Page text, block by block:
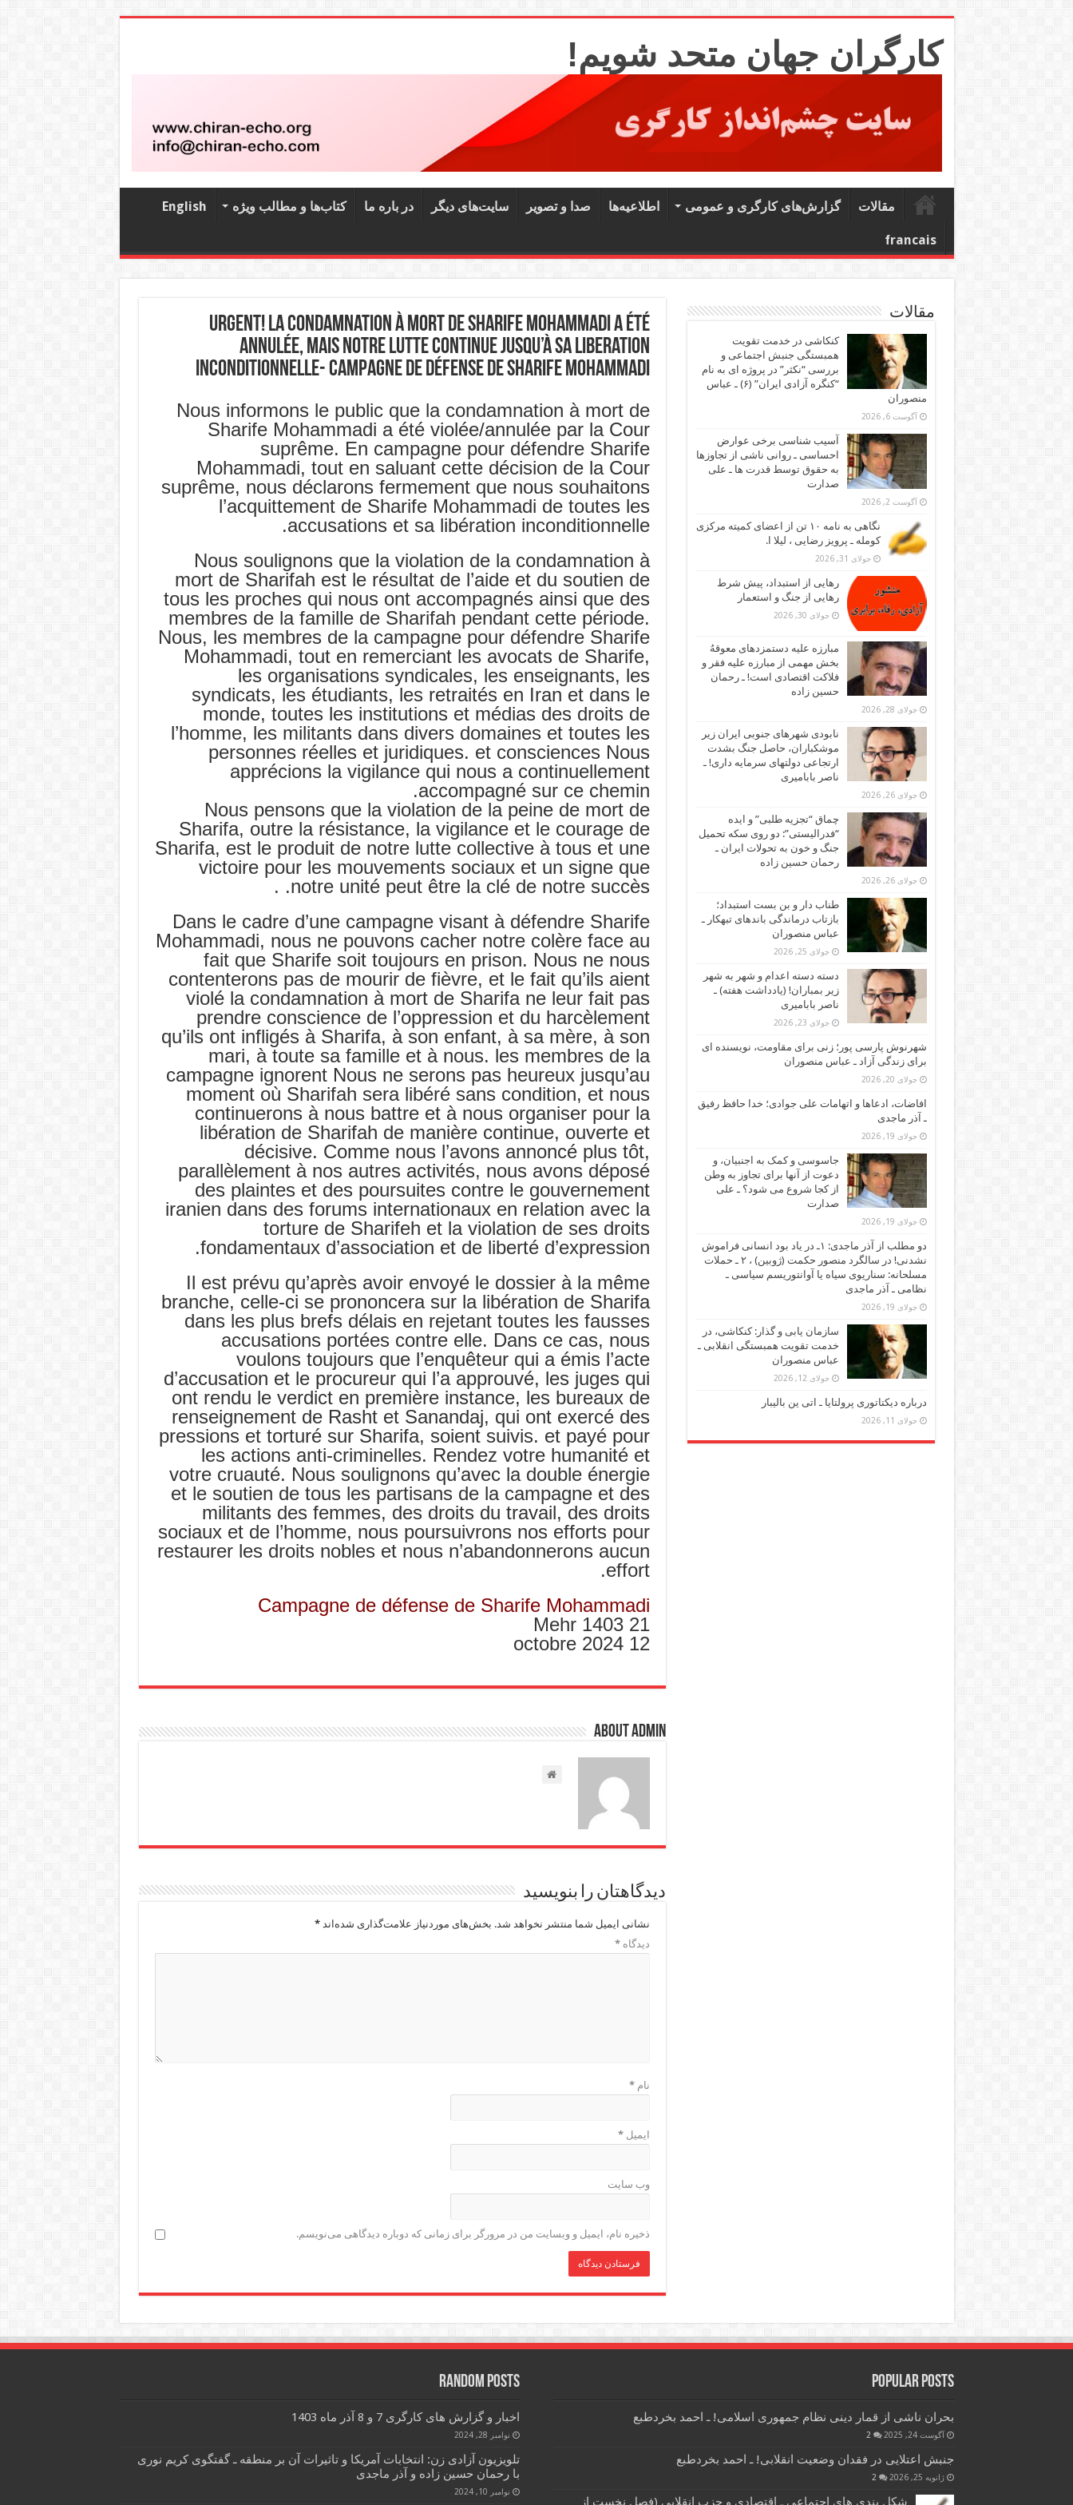
کارگران جهان متحد شویم!
مقالات گزارش‌های کارگری و عمومی اطلاعیه‌ها صدا و تصویر سایت‌های دیگر در باره ما کتاب‌‌ها و مطالب ویژه English
francais
Urgent! la condamnation à mort de Sharife Mohammadi a été
annulée, mais notre lutte continue jusqu’à sa liberation
inconditionnelle- campagne de défense de Sharife Mohammadi
Nous informons le public que la condamnation à mort de
Sharife Mohammadi a été violée/annulée par la Cour
suprême. En campagne pour défendre Sharife
Mohammadi, tout en saluant cette décision de la Cour
suprême, nous déclarons fermement que nous souhaitons
l’acquittement de Sharife Mohammadi de toutes les
accusations et sa libération inconditionnelle.
Nous soulignons que la violation de la condamnation à
mort de Sharifah est le résultat de l’aide et du soutien de
tous les proches qui nous ont accompagnés ainsi que des
membres de la famille de Sharifah pendant cette période.
Nous, les membres de la campagne pour défendre Sharife
Mohammadi, tout en remerciant les avocats de Sharife,
les organisations syndicales, les enseignants, les
syndicats, les étudiants, les retraités en Iran et dans le
monde, toutes les institutions et médias des droits de
l’homme, les militants dans divers domaines et toutes les
personnes réelles et juridiques. et consciences Nous
apprécions la vigilance qui nous a continuellement
accompagné sur ce chemin.
Nous pensons que la violation de la peine de mort de
Sharifa, outre la résistance, la vigilance et le courage de
Sharifa, est le produit de notre lutte collective à tous et une
victoire pour les mouvements sociaux et un signe que
notre unité peut être la clé de notre succès. .
Dans le cadre d’une campagne visant à défendre Sharife
Mohammadi, nous ne pouvons cacher notre colère face au
fait que Sharife soit toujours en prison. Nous ne nous
contenterons pas de mourir de fièvre, et le fait qu’ils aient
violé la condamnation à mort de Sharifa ne leur fait pas
prendre conscience de l’oppression et du harcèlement
qu’ils ont infligés à Sharifa, à son enfant, à sa mère, à son
mari, à toute sa famille et à nous. les membres de la
campagne ignorent Nous ne serons pas heureux jusqu’au
moment où Sharifah sera libéré sans condition, et nous
continuerons à nous battre et à nous organiser pour la
libération de Sharifah de manière continue, ouverte et
décisive. Comme nous l’avons annoncé plus tôt,
parallèlement à nos autres activités, nous avons déposé
des plaintes et des poursuites contre le gouvernement
iranien dans des forums internationaux en relation avec la
torture de Sharifeh et la violation de ses droits
fondamentaux d’association et de liberté d’expression.
Il est prévu qu’après avoir envoyé le dossier à la même
branche, celle-ci se prononcera sur la libération de Sharifa
dans les plus brefs délais en rejetant toutes les fausses
accusations portées contre elle. Dans ce cas, nous
voulons toujours que l’enquêteur qui a émis l’acte
d’accusation et le procureur qui l’a approuvé, les juges qui
ont rendu le verdict en première instance, les bureaux de
renseignement de Rasht et Sanandaj, qui ont exercé des
pressions et torturé sur Sharifa, soient suivis. et payé pour
les actions anti-criminelles. Rendez votre humanité et
votre cruauté. Nous soulignons qu’avec la double énergie
et le soutien de tous les partisans de la campagne et des
militants des femmes, des droits du travail, des droits
sociaux et de l’homme, nous poursuivrons nos efforts pour
restaurer les droits nobles et nous n’abandonnerons aucun
effort.
Campagne de défense de Sharife Mohammadi
21 Mehr 1403
12 octobre 2024
About admin
دیدگاهتان را بنویسید
نشانی ایمیل شما منتشر نخواهد شد. بخش‌های موردنیاز علامت‌گذاری شده‌اند*
دیدگاه*
نام*
ایمیل*
وب‌ سایت
ذخیره نام، ایمیل و وبسایت من در مرورگر برای زمانی که دوباره دیدگاهی می‌نویسم.
مقالات
کنکاشی در خدمت تقویت
همبستگی جنبش اجتماعی و
بررسی “نکثر” در پروژه ای به نام
“کنگره آزادی ایران” (۶) ـ عباس
منصوران
آگوست 6, 2026
آسیب شناسی برخی عوارض
احساسی ـ روانی ناشی از تجاوزها
به حقوق توسط قدرت ها ـ علی
صدارت
آگوست 2, 2026
نگاهی به نامه ۱۰ تن از اعضای کمیته مرکزی
کومله ـ پرویز رضایی ، لیلا ا.
جولای 31, 2026
رهایی از استبداد، پیش شرط
رهایی از جنگ و استعمار
جولای 30, 2026
مبارزه علیه دستمزدهای معوقهُ
بخش مهمی از مبارزه علیه فقر و
فلاکت اقتصادی است! ـ رحمان
حسین زاده
جولای 28, 2026
نابودی شهرهای جنوبی ایران زیر
موشکباران، حاصل جنگ بشدت
ارتجاعی دولتهای سرمایه داری! ـ
ناصر بابامیری
جولای 26, 2026
چماق “تجزیه طلبی” و ایده
“فدرالیستی”: دو روی سکه تحمیل
جنگ و خون به تحولات ایران ـ
رحمان حسین زاده
جولای 26, 2026
طناب دار و بن بست استبداد؛
بازتاب درماندگی باندهای تبهکار ـ
عباس منصوران
جولای 25, 2026
دسته دسته اعدام و شهر به شهر
زیر بمباران! (یادداشت هفته) ـ
ناصر بابامیری
جولای 23, 2026
شهرنوش پارسی پور؛ زنی برای مقاومت، نویسنده ای
برای زندگی آزاد ـ عباس منصوران
جولای 20, 2026
افاضات، ادعاها و اتهامات علی جوادی؛ خدا حافظ رفیق
ـ آذر ماجدی
جولای 19, 2026
جاسوسی و کمک به اجنبیان، و
دعوت از آنها برای تجاوز به وطن
از کجا شروع می شود؟ ـ علی
صدارت
جولای 19, 2026
دو مطلب از آذر ماجدی: ۱ـ در یاد بود انسانی فراموش
نشدنی! در سالگرد منصور حکمت (ژوبین) ، ۲ ـ حملات
مسلحانه: سناریوی سیاه یا آوانتوریسم سیاسی ـ
نظامی ـ آذر ماجدی
جولای 19, 2026
سازمان یابی و گذار: کنکاشی، در
خدمت تقویت همبستگی انقلابی ـ
عباس منصوران
جولای 12, 2026
درباره دیکتاتوری پرولتایا ـ اتی ین بالیبار
جولای 11, 2026
Popular Posts
بحران ناشی از قمار دینی نظام جمهوری اسلامی! ـ احمد بخردطبع
آگوست 24, 2025 2
جنبش اعتلایی در فقدان وضعیت انقلابی! ـ احمد بخردطبع
ژانویه 25, 2026 2
Random Posts
اخبار و گزارش های کارگری 7 و 8 آذر ماه 1403
نوامبر 28, 2024
تلویزیون آزادی زن: انتخابات آمریکا و تاثیرات آن بر منطقه ـ گفتگوی کریم نوری
با رحمان حسین زاده و آذر ماجدی
نوامبر 10, 2024